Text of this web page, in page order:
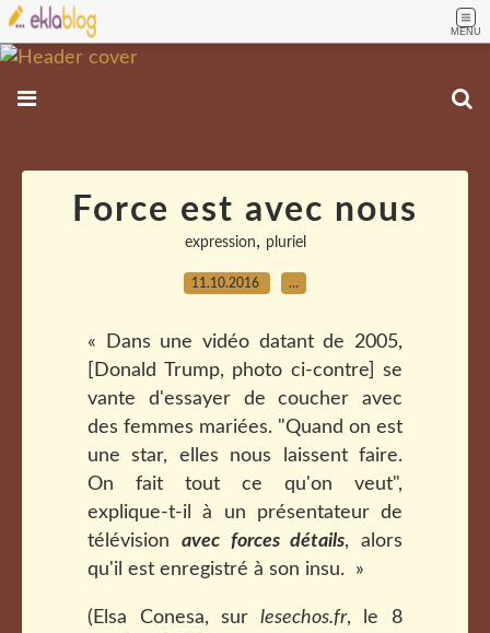
MENU
Force est avec nous
expression, pluriel
11.10.2016 …
« Dans une vidéo datant de 2005,
[Donald Trump, photo ci-contre] se
vante d'essayer de coucher avec
des femmes mariées. "Quand on est
une star, elles nous laissent faire.
On fait tout ce qu'on veut",
explique-t-il à un présentateur de
télévision avec forces détails, alors
qu'il est enregistré à son insu. »
(Elsa Conesa, sur lesechos.fr, le 8